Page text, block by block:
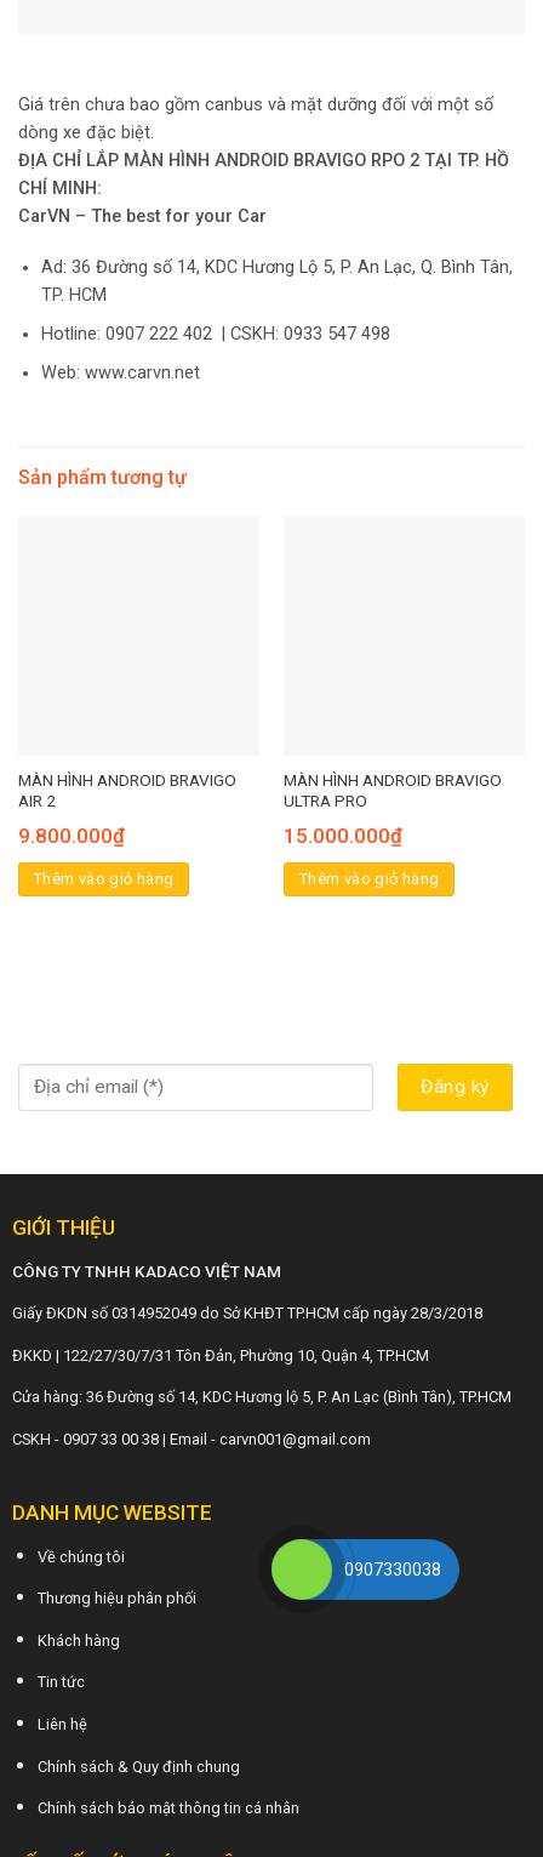
Giá trên chưa bao gồm canbus và mặt dưỡng đối với một số
dòng xe đặc biệt.
ĐỊA CHỈ LẮP MÀN HÌNH ANDROID BRAVIGO RPO 2 TẠI TP. HỒ
CHÍ MINH:
CarVN – The best for your Car
Ad: 36 Đường số 14, KDC Hương Lộ 5, P. An Lạc, Q. Bình Tân,
TP. HCM
Hotline: 0907 222 402 | CSKH: 0933 547 498
Web: www.carvn.net
Sản phẩm tương tự
MÀN HÌNH ANDROID BRAVIGO
AIR 2
9.800.000₫
Thêm vào giỏ hàng
MÀN HÌNH ANDROID BRAVIGO
ULTRA PRO
15.000.000₫
Thêm vào giỏ hàng
GIỚI THIỆU
CÔNG TY TNHH KADACO VIỆT NAM
Giấy ĐKDN số 0314952049 do Sở KHĐT TP.HCM cấp ngày 28/3/2018
ĐKKD | 122/27/30/7/31 Tôn Đản, Phường 10, Quận 4, TP.HCM
Cửa hàng: 36 Đường số 14, KDC Hương lộ 5, P. An Lạc (Bình Tân), TP.HCM
CSKH - 0907 33 00 38 | Email - carvn001@gmail.com
DANH MỤC WEBSITE
Về chúng tôi
Thương hiệu phân phối
Khách hàng
Tin tức
Liên hệ
Chính sách & Quy định chung
Chính sách bảo mật thông tin cá nhân
0907330038